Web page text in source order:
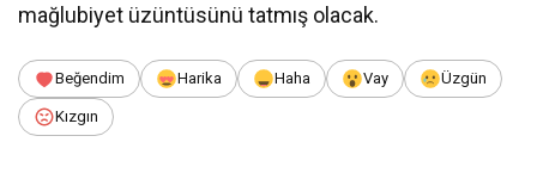
mağlubiyet üzüntüsünü tatmış olacak.
Beğendim Harika Haha Vay Üzgün
Kızgın